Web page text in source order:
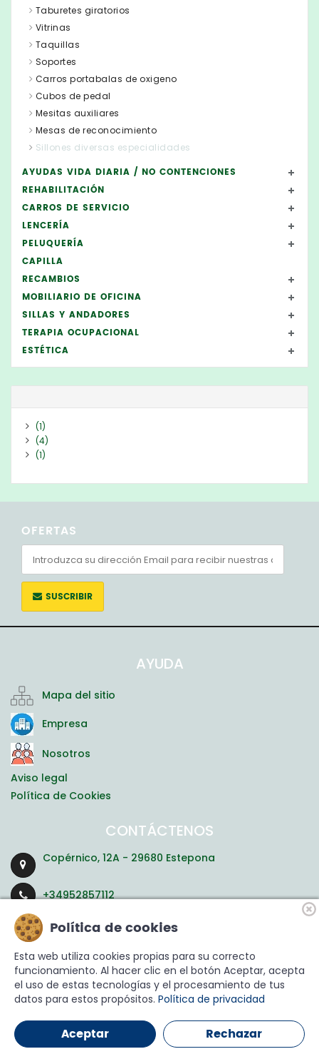
Taburetes giratorios
Vitrinas
Taquillas
Soportes
Carros portabalas de oxigeno
Cubos de pedal
Mesitas auxiliares
Mesas de reconocimiento
Sillones diversas especialidades
AYUDAS VIDA DIARIA / NO CONTENCIONES
REHABILITACIÓN
CARROS DE SERVICIO
LENCERÍA
PELUQUERÍA
CAPILLA
RECAMBIOS
MOBILIARIO DE OFICINA
SILLAS Y ANDADORES
TERAPIA OCUPACIONAL
ESTÉTICA
(1)
(4)
(1)
OFERTAS
SUSCRIBIR
AYUDA
Mapa del sitio
Empresa
Nosotros
Aviso legal
Política de Cookies
CONTÁCTENOS
Copérnico, 12A - 29680 Estepona
+34952857112
residencias@ayudasgeriatricas.com
Ayudas Geriátricas © Ayudas Geriátricas
Política de cookies
Esta web utiliza cookies propias para su correcto
funcionamiento. Al hacer clic en el botón Aceptar, acepta
el uso de estas tecnologías y el procesamiento de tus
datos para estos propósitos. Política de privacidad
Aceptar Rechazar